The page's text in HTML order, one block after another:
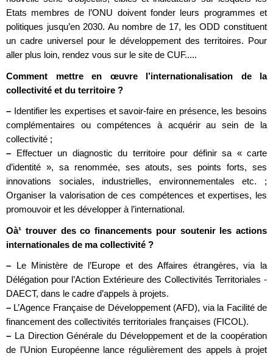
Etats membres de l’ONU doivent fonder leurs programmes et
politiques jusqu’en 2030. Au nombre de 17, les ODD constituent
un cadre universel pour le développement des territoires. Pour
aller plus loin, rendez vous sur le site de CUF.....
Comment mettre en œuvre l’internationalisation de la
collectivité et du territoire ?
– Identifier les expertises et savoir-faire en présence, les besoins
complémentaires ou compétences à acquérir au sein de la
collectivité ;
– Effectuer un diagnostic du territoire pour définir sa « carte
d’identité », sa renommée, ses atouts, ses points forts, ses
innovations sociales, industrielles, environnementales etc. ;
Organiser la valorisation de ces compétences et expertises, les
promouvoir et les développer à l’international.
Oà¹ trouver des co financements pour soutenir les actions
internationales de ma collectivité ?
– Le Ministère de l’Europe et des Affaires étrangères, via la
Délégation pour l’Action Extérieure des Collectivités Territoriales -
DAECT, dans le cadre d’appels à projets.
– L’Agence Française de Développement (AFD), via la Facilité de
financement des collectivités territoriales françaises (FICOL).
– La Direction Générale du Développement et de la coopération
de l’Union Européenne lance régulièrement des appels à projet